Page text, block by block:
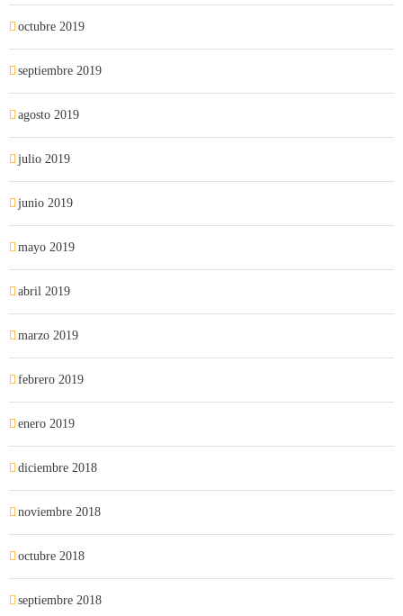
octubre 2019
septiembre 2019
agosto 2019
julio 2019
junio 2019
mayo 2019
abril 2019
marzo 2019
febrero 2019
enero 2019
diciembre 2018
noviembre 2018
octubre 2018
septiembre 2018